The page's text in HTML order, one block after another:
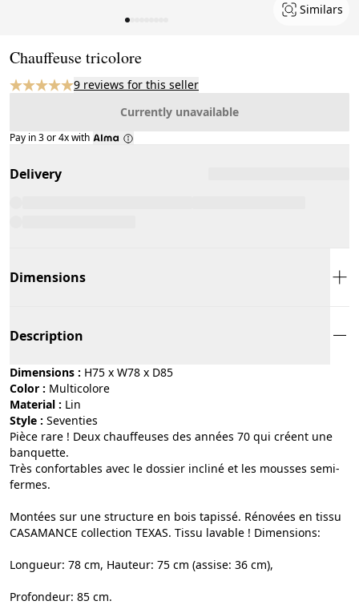
Similars
Chauffeuse tricolore
9 reviews for this seller
Currently unavailable
Pay in 3 or 4x with
Delivery
Dimensions
Description
Dimensions : H75 x W78 x D85
Color :
multicolore
Material :
lin
Style :
seventies
Pièce rare ! Deux chauffeuses des années 70 qui créent une
banquette.
Très confortables avec le dossier incliné et les mousses semi-
fermes.
Montées sur une structure en bois tapissé. Rénovées en tissu
CASAMANCE collection TEXAS. Tissu lavable ! Dimensions:
Longueur: 78 cm, Hauteur: 75 cm (assise: 36 cm),
Profondeur: 85 cm.